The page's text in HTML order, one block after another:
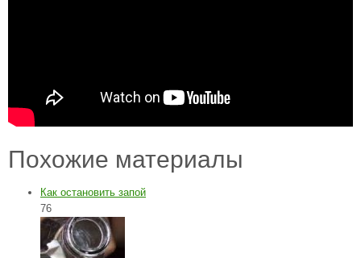
Похожие материалы
Как остановить запой
76